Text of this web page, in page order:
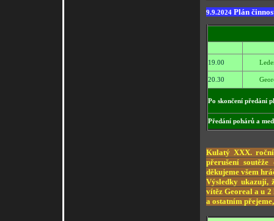
9.9.2024 Plán
19.00
20.30
Po skončení předání
Předání pohárů a
Kulatý XXX.
přerušení
děkujeme všem
Výsledky ukazují,
vítěz Georeal a u
a ostatním